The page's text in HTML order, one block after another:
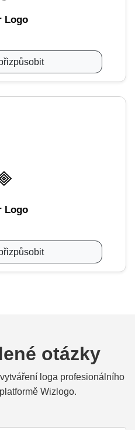
Logo
Logo
otázky
loga profesionálního
Wizlogo.